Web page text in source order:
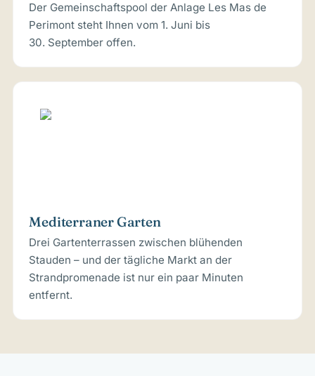
Der Gemeinschaftspool der Anlage Les Mas de
Perimont steht Ihnen vom 1. Juni bis
30. September offen.
Mediterraner Garten
Drei Gartenterrassen zwischen blühenden
Stauden – und der tägliche Markt an der
Strandpromenade ist nur ein paar Minuten
entfernt.